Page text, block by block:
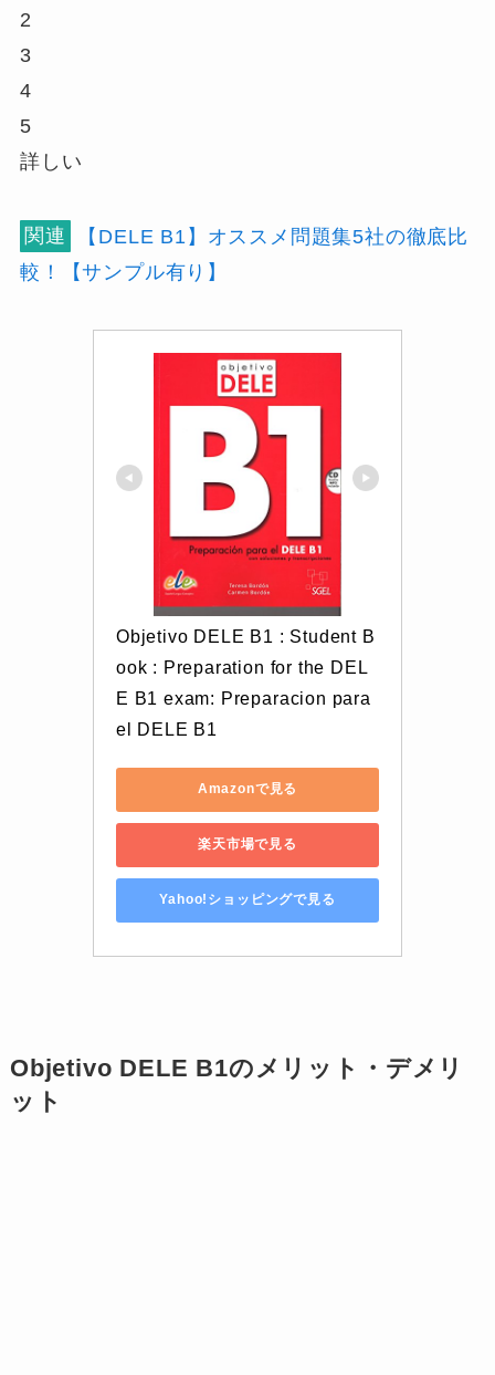
2
3
4
5
詳しい
関連
【DELE B1】オススメ問題集5社の徹底比
較！【サンプル有り】
Objetivo DELE B1 : Student B
ook : Preparation for the DEL
E B1 exam: Preparacion para
el DELE B1
Amazonで見る
楽天市場で見る
Yahoo!ショッピングで見る
Objetivo DELE B1のメリット・デメリ
ット